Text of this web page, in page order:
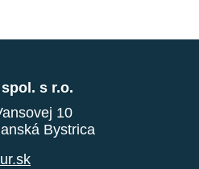
s r.o.
10
Bystrica